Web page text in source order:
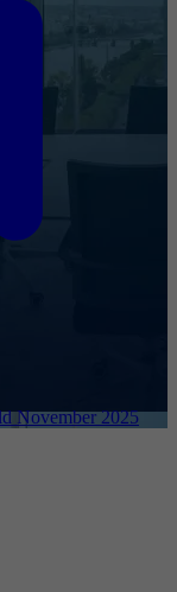
November 2025